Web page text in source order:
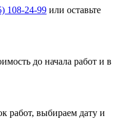
108-24-99 или оставьте
до начала работ и в
работ, выбираем дату и